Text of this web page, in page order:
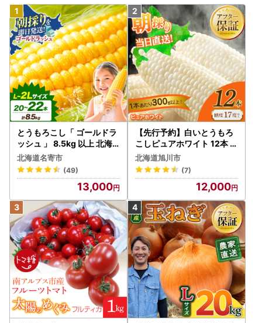
とうもろこし「 ゴールドラ
ッシュ 」 8.5kg 以上 北海
道 名寄 スイートコーン
北海道名寄市
(49)
13,000
【先行予約】白いとうもろ
こしピュアホワイト 12本 3.
6kg（2026年8月下旬から
発送開始） とうもろこし
北海道旭川市
(7)
12,000